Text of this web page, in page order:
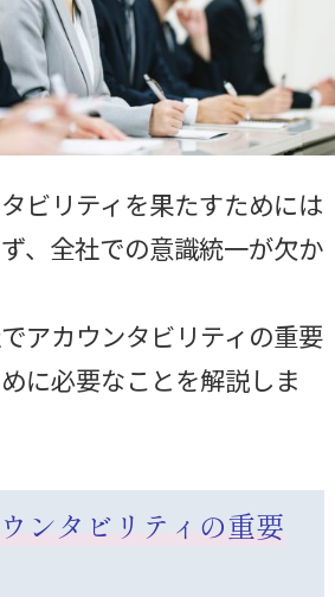
ビリティを果たすためには
、全社での意識統一が欠か
アカウンタビリティの重要
に必要なことを解説しま
ンタビリティの重要